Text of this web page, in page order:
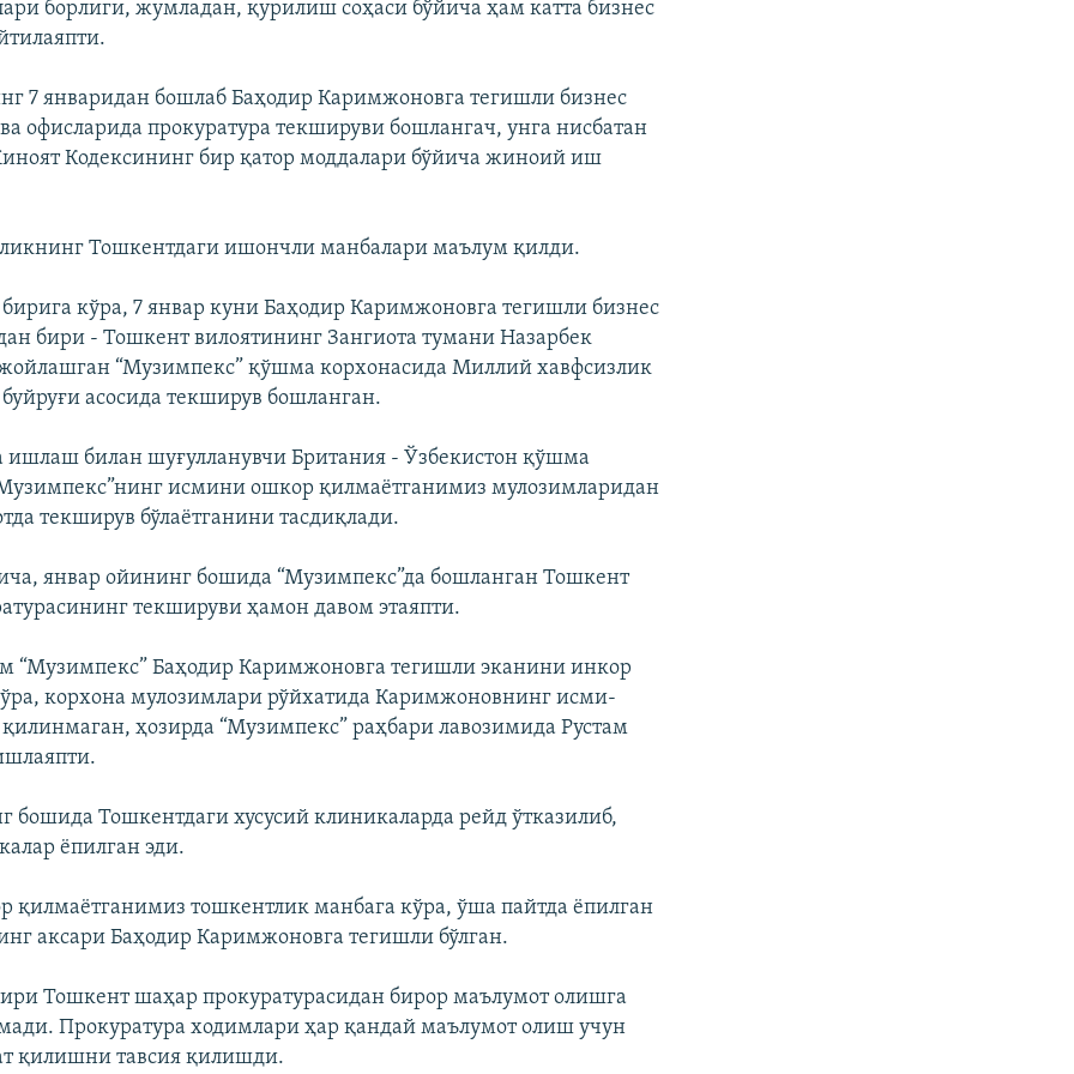
борлиги, жумладан, қурилиш соҳаси бўйича ҳам катта бизнес
7 январидан бошлаб Баҳодир Каримжоновга тегишли бизнес
офисларида прокуратура текшируви бошлангач, унга нисбатан
Кодексининг бир қатор моддалари бўйича жиноий иш
Тошкентдаги ишончли манбалари маълум қилди.
кўра, 7 январ куни Баҳодир Каримжоновга тегишли бизнес
бири - Тошкент вилоятининг Зангиота тумани Назарбек
“Музимпекс” қўшма корхонасида Миллий хавфсизлик
асосида текширув бошланган.
ишлаш билан шуғулланувчи Британия - Ўзбекистон қўшма
исмини ошкор қилмаётганимиз мулозимларидан
текширув бўлаётганини тасдиқлади.
январ ойининг бошида “Музимпекс”да бошланган Тошкент
текшируви ҳамон давом этаяпти.
“Музимпекс” Баҳодир Каримжоновга тегишли эканини инкор
корхона мулозимлари рўйхатида Каримжоновнинг исми-
ҳозирда “Музимпекс” раҳбари лавозимида Рустам
бошида Тошкентдаги хусусий клиникаларда рейд ўтказилиб,
ёпилган эди.
қилмаётганимиз тошкентлик манбага кўра, ўша пайтда ёпилган
аксари Баҳодир Каримжоновга тегишли бўлган.
Тошкент шаҳар прокуратурасидан бирор маълумот олишга
Прокуратура ходимлари ҳар қандай маълумот олиш учун
қилишни тавсия қилишди.